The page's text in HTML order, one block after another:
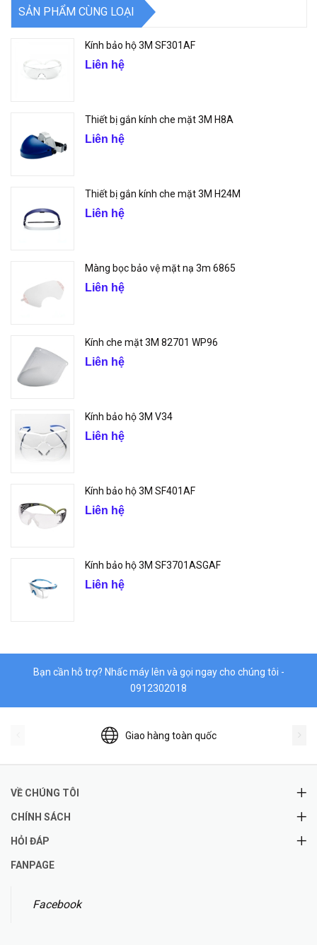
SẢN PHẨM CÙNG LOẠI
Kính bảo hộ 3M SF301AF
Liên hệ
Thiết bị gắn kính che mặt 3M H8A
Liên hệ
Thiết bị gắn kính che mặt 3M H24M
Liên hệ
Màng bọc bảo vệ mặt nạ 3m 6865
Liên hệ
Kính che mặt 3M 82701 WP96
Liên hệ
Kính bảo hộ 3M V34
Liên hệ
Kính bảo hộ 3M SF401AF
Liên hệ
Kính bảo hộ 3M SF3701ASGAF
Liên hệ
Bạn cần hỗ trợ? Nhấc máy lên và gọi ngay cho chúng tôi -
0912302018
Giao hàng toàn quốc
VỀ CHÚNG TÔI
CHÍNH SÁCH
HỎI ĐÁP
FANPAGE
Facebook